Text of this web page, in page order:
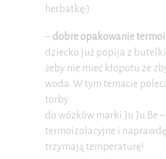
herbatkę:)
– dobre opakowanie
dziecko już popija z
żeby nie mieć kłopotu ze
woda. W tym temacie
torby
do wózków marki Ju Ju Be –
termoizolacyjne i
trzymają temperaturę!